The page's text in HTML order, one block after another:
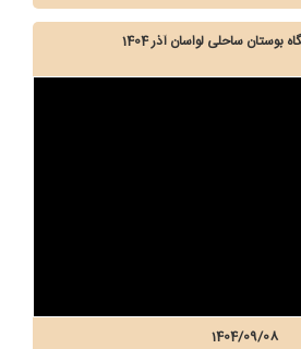
بوستان ساحلی لواسان آذر 1404
1404/09/08